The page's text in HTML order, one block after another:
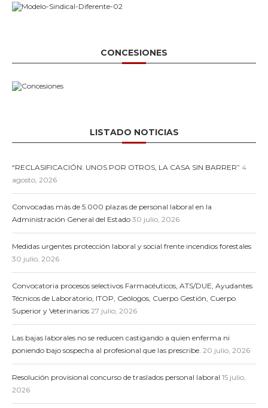
CONCESIONES
LISTADO NOTICIAS
“RECLASIFICACIÓN: UNOS POR OTROS, LA CASA SIN BARRER” 4
agosto, 2026
Convocadas más de 5.000 plazas de personal laboral en la
Administración General del Estado 30 julio, 2026
Medidas urgentes protección laboral y social frente incendios forestales
30 julio, 2026
Convocatoria procesos selectivos Farmacéuticos, ATS/DUE, Ayudantes
Técnicos de Laboratorio, ITOP, Geólogos, Cuerpo Gestión, Cuerpo
Superior y Veterinarios 27 julio, 2026
Las bajas laborales no se reducen castigando a quien enferma ni
poniendo bajo sospecha al profesional que las prescribe. 20 julio, 2026
Resolución provisional concurso de traslados personal laboral 15 julio,
2026